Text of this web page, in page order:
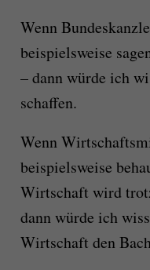
Wenn
beispielsweise
– dann würde ich
schaffen.
Wenn
beispielsweise
Wirtschaft wird
dann würde ich
Wirtschaft den